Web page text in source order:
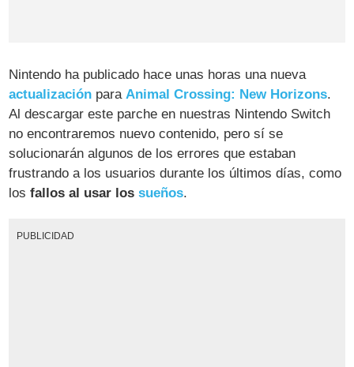
Nintendo ha publicado hace unas horas una nueva
actualización paraAnimal Crossing: New Horizons.
Al descargar este parche en nuestras Nintendo Switch
no encontraremos nuevo contenido, pero sí se
solucionarán algunos de los errores que estaban
frustrando a los usuarios durante los últimos días, como
losfallos al usar lossueños.
PUBLICIDAD